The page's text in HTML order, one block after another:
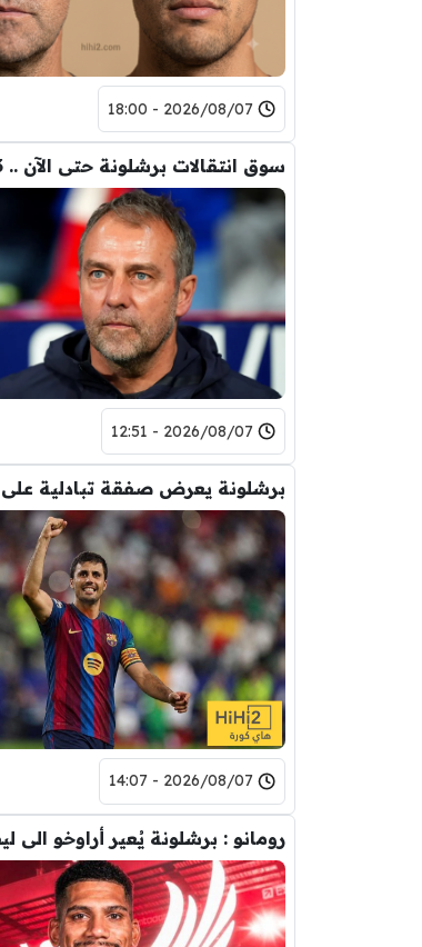
2026/08/07 - 18:00
2026/08/07 - 12:51
2026/08/07 - 14:07